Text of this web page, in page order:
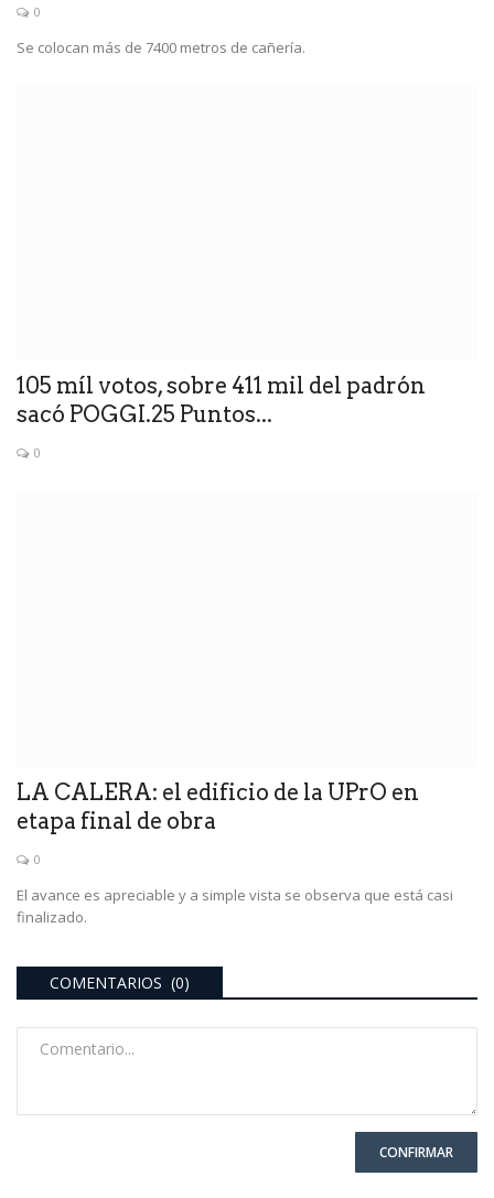
0
Se colocan más de 7400 metros de cañería.
105 míl votos, sobre 411 mil del padrón
sacó POGGI.25 Puntos...
0
LA CALERA: el edificio de la UPrO en
etapa final de obra
0
El avance es apreciable y a simple vista se observa que está casi
finalizado.
COMENTARIOS (0)
CONFIRMAR